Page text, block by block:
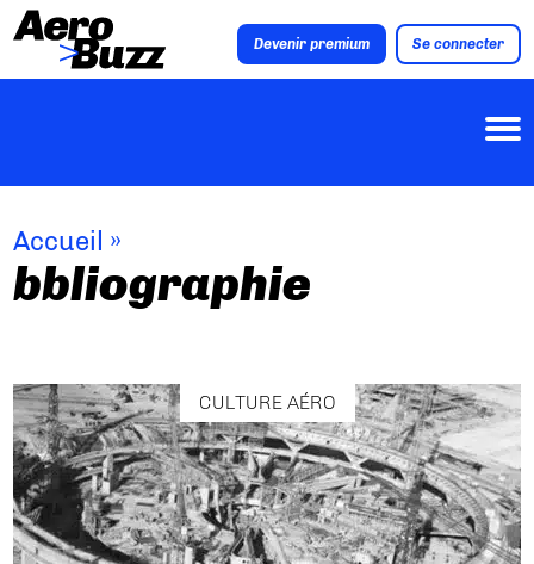
Devenir premium Se connecter
Accueil »
bbliographie
CULTURE AÉRO